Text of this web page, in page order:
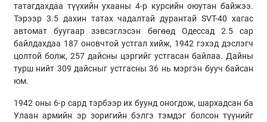
татагдахдаа түүхийн ухааны 4-р курсийн оюутан байжээ.
Тэрээр 3.5 дахин татах чадалтай дурантай SVT-40 хагас
автомат буугаар зэвсэглэсэн бөгөөд Одессад 2.5 сар
байлдахдаа 187 оновчтой устгал хийж, 1942 гэхэд дэслэгч
цолтой болж, 257 дайсны цэргийг устгасан байлаа. Дайны
турш нийт 309 дайсныг устгасны 36 нь мэргэн бууч байсан
юм.
1942 оны 6-р сард тэрбээр их буунд оногдож, шархадсан ба
Улаан армийн эр зоригийн бэлгэ тэмдэг болсон түүнийг